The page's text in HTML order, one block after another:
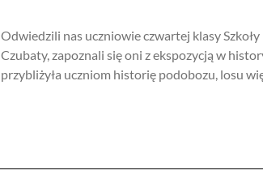
Odwiedzili nas uczniowie czwartej klasy
Czubaty, zapoznali się oni z ekspozycją w
przybliżyła uczniom historię podobozu, losu